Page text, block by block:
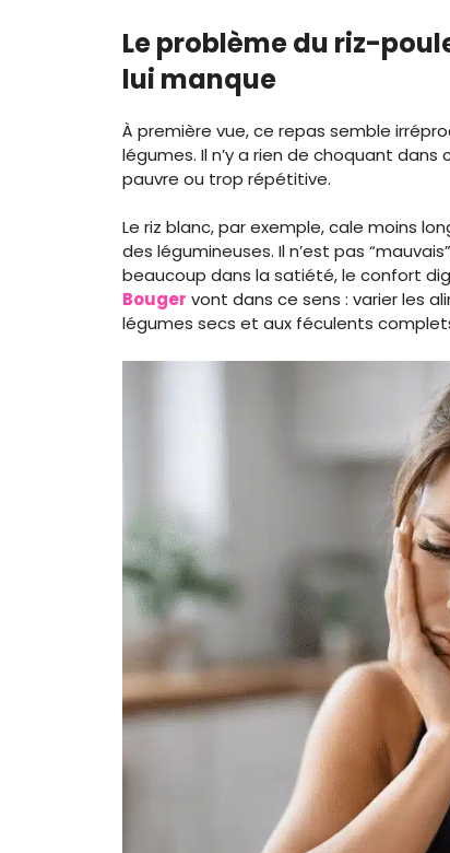
Le problème du riz-
lui manque
À première vue, ce repas semble
légumes. Il n’y a rien de choquant
pauvre ou trop répétitive.
Le riz blanc, par exemple, cale moins
des légumineuses. Il n’est pas
beaucoup dans la satiété, le confort
Bouger vont dans ce sens : varier les
légumes secs et aux féculents